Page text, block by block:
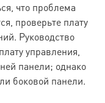
что проблема
проверьте плату
Руководство
управления,
панели; однако
боковой панели.